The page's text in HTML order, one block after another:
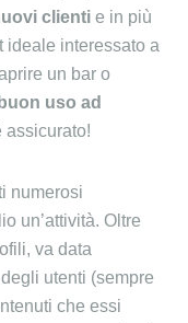
clienti e in più
ideale interessato a
un bar o
uso ad
assicurato!
numerosi
un’attività. Oltre
va data
utenti (sempre
che essi